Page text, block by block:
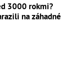
3000 rokmi?
na záhadné